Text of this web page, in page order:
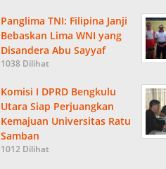
Panglima TNI: Filipina Janji
Bebaskan Lima WNI yang
Disandera Abu Sayyaf
1038 Dilihat
Komisi I DPRD Bengkulu
Utara Siap Perjuangkan
Kemajuan Universitas Ratu
Samban
1012 Dilihat